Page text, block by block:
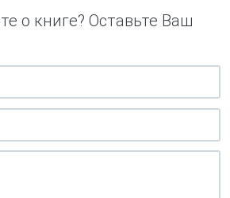
о книге? Оставьте Ваш